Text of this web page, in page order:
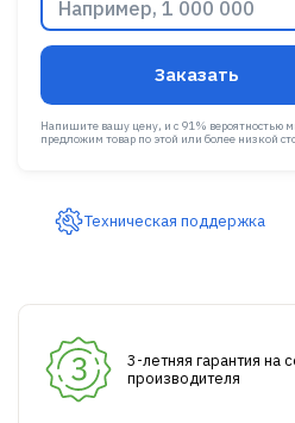
Заказать
Напишите вашу цену, и с 91% вероятностью
предложим товар по этой или более низкой
Техническая поддержка
3-летняя гарантия на
производителя